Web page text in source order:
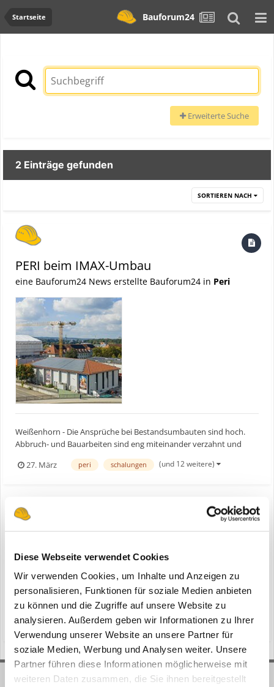
Diese Webseite verwendet Cookies
Wir verwenden Cookies, um Inhalte und Anzeigen zu
personalisieren, Funktionen für soziale Medien anbieten
zu können und die Zugriffe auf unsere Website zu
analysieren. Außerdem geben wir Informationen zu Ihrer
Verwendung unserer Website an unsere Partner für
soziale Medien, Werbung und Analysen weiter. Unsere
Partner führen diese Informationen möglicherweise mit
weiteren Daten zusammen, die Sie ihnen bereitgestellt
Startseite Bauforum24
Erweiterte Suche
2 Einträge gefunden
SORTIEREN NACH
PERI beim IMAX-Umbau
eine Bauforum24 News erstellte Bauforum24 in Peri
Weißenhorn - Die Ansprüche bei Bestandsumbauten sind hoch.
Abbruch- und Bauarbeiten sind eng miteinander verzahnt und
müssen zeitlich und räumlich koordiniert werden. Gleichzeitig soll
der Gebäudebestand während der Umbaumaßnahme geschützt
27. März peri schalungen (und 12 weitere)
ein Thema erstellte Bauforum24 inNews aus der
Weißenhorn - Die Ansprüche bei Bestandsumbauten sind hoch.
Abbruch- und Bauarbeiten sind eng miteinander verzahnt und
müssen zeitlich und räumlich koordiniert werden. Gleichzeitig soll
der Gebäudebestand während der Umbaumaßnahme geschützt
und die Nutzung nach Möglichkeit aufrechterhalten werden....
27. März peri schalungen (und 12 weitere)